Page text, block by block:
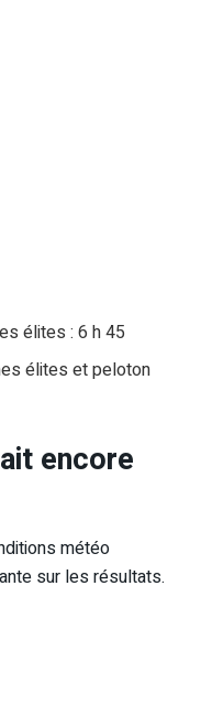
élites : 6 h 45
élites et peloton
encore
météo
sur les résultats.